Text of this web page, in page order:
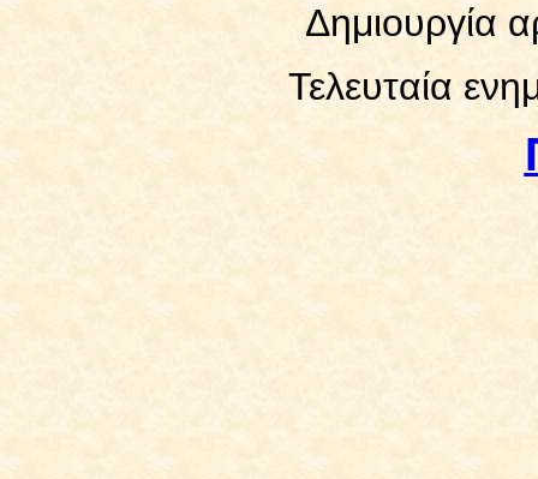
Δημιουργία
Τελευταία